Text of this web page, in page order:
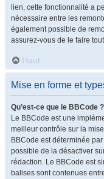
lien, cette fonctionnalité a
nécessaire entre les
également possible de
assurez-vous de le faire
Haut
Mise en forme et
Qu’est-ce que le BBCode ?
Le BBCode est une
meilleur contrôle sur la
BBCode est déterminée
possible de la désactiver
rédaction. Le BBCode est
balises sont contenues